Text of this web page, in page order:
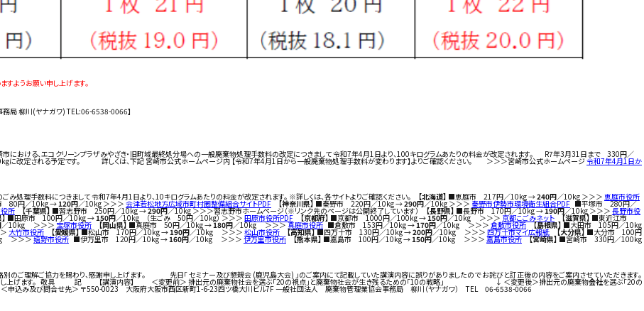
すようお願い申し上げます。
務局 柳川(ヤナガワ) TEL:06-6538-0066】
市における、エコクリーンプラザみやざき・旧町域最終処分場への一般廃棄物処理手数料の改定につきまして 令和7年4月1日より、100キログラムあたりの料金が改定されます。 R7年3月31日まで 330円／
定される予定です。 詳しくは、下記 宮崎市公式ホームページ内 【令和7年4月1日から一般廃棄物処理手数料が変わります】よりご確認ください。 ＞＞＞宮崎市公式ホームページ令和7年4月1日か
処理手数料につきまして 令和7年4月1日より、10キログラムあたりの料金が改定されます。 ※詳しくは、各サイトよりご確認ください。 【北海道】 ■恵庭市 217円／10kg →240円／10kg ＞＞＞ 恵庭市役所
80円／10kg →120円／10kg ＞＞＞ 会津若松地方広域市町村圏整備組合サイトPDF 【神奈川県】 ■秦野市 220円／10kg →290円／10kg ＞＞＞ 秦野市伊勢市環境衛生組合PDF ■平塚市 280円／
所 【千葉県】 ■習志野市 250円／10kg →290円／10kg ＞＞＞習志野市ホームページ（※リンク先のページは公開終了しています）【長野県】 ■長野市 170円／10kg →190円／10kg ＞＞＞ 長野市役
■田原市 100円／10kg →150円／10kg （生ごみ 50円／10kg） ＞＞＞ 田原市役所PDF 【京都府】 ■京都市 1000円／100kg →150円／10kg ＞＞＞ 京都こごみネット 【滋賀県】 ■東近江市
／10kg ＞＞＞ 宝塚市役所 【岡山県】 ■真庭市 50円／10kg →180円／10kg ＞＞＞真庭市役所■倉敷市 153円／10kg →170円／10kg ＞＞＞ 倉敷市役所 【島根県】■大田市 105円／10kg
大竹市役所 【愛媛県】■松山市 170円／10kg →190円／10kg ＞＞＞ 松山市役所 【高知県】■四万十市 130円／10kg →200円／10kg ＞＞＞ 四万十市マイ広報紙 【大分県】 ■大分市 100円
＞＞＞嬉野市役所■伊万里市 120円／10kg →160円／10kg ＞＞＞ 伊万里市役所 【熊本県】 ■嘉島市 100円／10kg →150円／10kg ＞＞＞ 嘉島市役所 【宮崎県】■宮崎市 330円／100kg
別のご理解ご協力を賜わり、感謝申し上げます。 先日「 セミナー及び懇親会 (鹿児島大会) 」のご案内にて記載していた講演内容に誤りがありましたので お詫びと訂正後の内容をご案内させていただきます。
び申し上げます。 敬具 記 【講演内容】 ＜変更前＞ 排出元の廃棄物社会を選ぶ「20の視点」と廃棄物社会が生き残るための「10の戦略」 ↓ ＜変更後＞排出元の廃棄物会社を選ぶ「20の
申込み及び問合せ先＞ 〒550-0023 大阪府大阪市西区新町1-6-23四ツ橋大川ビル7F 一般社団法人 廃棄物管理業協会事務局 柳川（ヤナガワ） TEL 06-6538-0066